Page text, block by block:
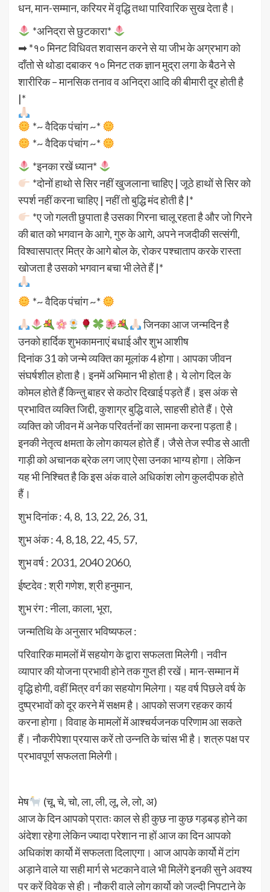
धन, मान-सम्मान, करियर में वृद्धि तथा पारिवारिक सुख देता है।
*अनिद्रा से छुटकारा*
➡ *१० मिनट विधिवत शवासन करने से या जीभ के अग्रभाग को
दाँतो से थोडा दबाकर १० मिनट तक ज्ञान मुद्रा लगा के बैठने से
शारीरिक – मानसिक तनाव व अनिद्रा आदि की बीमारी दूर होती है
|*
*~ वैदिक पंचांग ~*
*~ वैदिक पंचांग ~*
*इनका रखें ध्यान*
*दोनों हाथो से सिर नहीं खुजलाना चाहिए | जूठे हाथों से सिर को
स्पर्श नहीं करना चाहिए | नहीं तो बुद्धि मंद होती है |*
*ए जो गलती छुपाता है उसका गिरना चालू रहता है और जो गिरने
की बात को भगवान के आगे, गुरु के आगे, अपने नजदीकी सत्संगी,
विश्वासपात्र मित्र के आगे बोल के, रोकर पश्चाताप करके रास्ता
खोजता है उसको भगवान बचा भी लेते हैं |*
*~ वैदिक पंचांग ~*
जिनका आज जन्मदिन है
उनको हार्दिक शुभकामनाएं बधाई और शुभ आशीष
दिनांक 31 को जन्मे व्यक्ति का मूलांक 4 होगा। आपका जीवन
संघर्षशील होता है। इनमें अभिमान भी होता है। ये लोग दिल के
कोमल होते हैं किन्तु बाहर से कठोर दिखाई पड़ते हैं। इस अंक से
प्रभावित व्यक्ति जिद्दी, कुशाग्र बुद्धि वाले, साहसी होते हैं। ऐसे
व्यक्ति को जीवन में अनेक परिवर्तनों का सामना करना पड़ता है।
इनकी नेतृत्व क्षमता के लोग कायल होते हैं। जैसे तेज स्पीड से आती
गाड़ी को अचानक ब्रेक लग जाए ऐसा उनका भाग्य होगा। लेकिन
यह भी निश्चित है कि इस अंक वाले अधिकांश लोग कुलदीपक होते
हैं।
शुभ दिनांक : 4, 8, 13, 22, 26, 31,
शुभ अंक : 4, 8,18, 22, 45, 57,
शुभ वर्ष : 2031, 2040 2060,
ईष्टदेव : श्री गणेश, श्री हनुमान,
शुभ रंग : नीला, काला, भूरा,
जन्मतिथि के अनुसार भविष्यफल :
परिवारिक मामलों में सहयोग के द्वारा सफलता मिलेगी। नवीन
व्यापार की योजना प्रभावी होने तक गुप्त ही रखें। मान-सम्मान में
वृद्धि होगी, वहीं मित्र वर्ग का सहयोग मिलेगा। यह वर्ष पिछले वर्ष के
दुष्प्रभावों को दूर करने में सक्षम है। आपको सजग रहकर कार्य
करना होगा। विवाह के मामलों में आश्चर्यजनक परिणाम आ सकते
हैं। नौकरीपेशा प्रयास करें तो उन्नति के चांस भी है। शत्रु पक्ष पर
प्रभावपूर्ण सफलता मिलेगी।
मेष
(चू, चे, चो, ला, ली, लू, ले, लो, अ)
आज के दिन आपको प्रातः काल से ही कुछ ना कुछ गड़बड़ होने का
अंदेशा रहेगा लेकिन ज्यादा परेशान ना हों आज का दिन आपको
अधिकांश कार्यो में सफलता दिलाएगा। आज आपके कार्यो में टांग
अड़ाने वाले या सही मार्ग से भटकाने वाले भी मिलेंगे इनकी सुने अवश्य
पर करें विवेक से ही। नौकरी वाले लोग कार्यो को जल्दी निपटाने के